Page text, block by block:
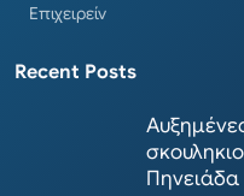
Επιχειρείν
Recent Posts
Πηνειάδα